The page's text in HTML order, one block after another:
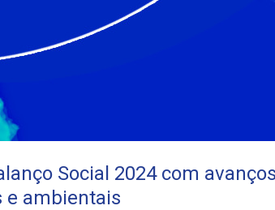
Social 2024 com
e ambientais